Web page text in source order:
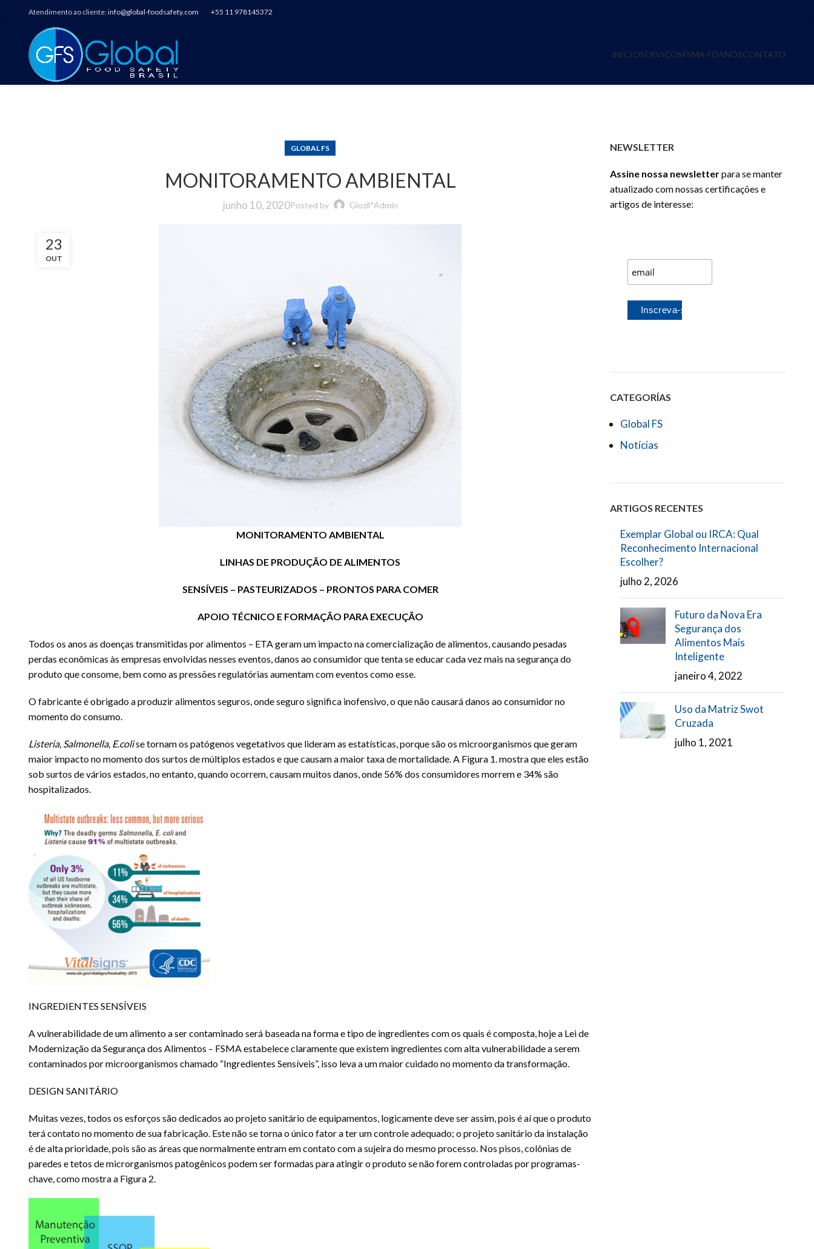
Atendimento ao cliente:info@global-foodsafety.com +55 11 978145372
INÍCIOSERVIÇOSFSMA-FDANÓSCONTATO
Início
GLOBAL FS
MONITORAMENTO AMBIENTAL
junho 10, 2020Posted by Glozil*Admin
23
OUT
MONITORAMENTO AMBIENTAL
LINHAS DE PRODUÇÃO DE ALIMENTOS
SENSÍVEIS – PASTEURIZADOS – PRONTOS PARA COMER
APOIO TÉCNICO E FORMAÇÃO PARA EXECUÇÃO
Todos os anos as doenças transmitidas por alimentos – ETA geram um impacto na comercialização de alimentos, causando pesadas
perdas econômicas às empresas envolvidas nesses eventos, danos ao consumidor que tenta se educar cada vez mais na segurança do
produto que consome, bem como as pressões regulatórias aumentam com eventos como esse.
O fabricante é obrigado a produzir alimentos seguros, onde seguro significa inofensivo, o que não causará danos ao consumidor no
momento do consumo.
Listeria, Salmonella, E.colise tornam os patógenos vegetativos que lideram as estatísticas, porque são os microorganismos que geram
maior impacto no momento dos surtos de múltiplos estados e que causam a maior taxa de mortalidade. A Figura 1. mostra que eles estão
sob surtos de vários estados, no entanto, quando ocorrem, causam muitos danos, onde 56% dos consumidores morrem e 34% são
hospitalizados.
INGREDIENTES SENSÍVEIS
A vulnerabilidade de um alimento a ser contaminado será baseada na forma e tipo de ingredientes com os quais é composta, hoje a Lei de
Modernização da Segurança dos Alimentos – FSMA estabelece claramente que existem ingredientes com alta vulnerabilidade a serem
contaminados por microorganismos chamado “Ingredientes Sensíveis”, isso leva a um maior cuidado no momento da transformação.
DESIGN SANITÁRIO
Muitas vezes, todos os esforços são dedicados ao projeto sanitário de equipamentos, logicamente deve ser assim, pois é aí que o produto
terá contato no momento de sua fabricação. Este não se torna o único fator a ter um controle adequado; o projeto sanitário da instalação
é de alta prioridade, pois são as áreas que normalmente entram em contato com a sujeira do mesmo processo. Nos pisos, colônias de
paredes e tetos de microrganismos patogênicos podem ser formadas para atingir o produto se não forem controladas por programas-
chave, como mostra a Figura 2.
NEWSLETTER
Assine nossa newsletterpara se manter
atualizado com nossas certificações e
artigos de interesse:
CATEGORÍAS
Global FS
Notícias
ARTIGOS RECENTES
Exemplar Global ou IRCA: Qual
Reconhecimento Internacional
Escolher?
julho 2, 2026
Futuro da Nova Era
Segurança dos
Alimentos Mais
Inteligente
janeiro 4, 2022
Uso da Matriz Swot
Cruzada
julho 1, 2021